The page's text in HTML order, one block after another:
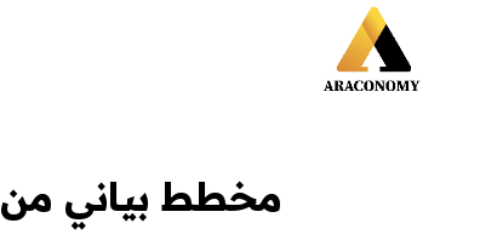
مخطط بياني من CAD إلى DKK خلال آخر 30 يوم